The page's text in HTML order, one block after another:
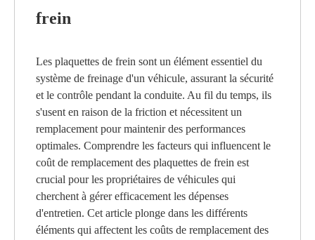
frein
Les plaquettes de frein sont un élément essentiel du
système de freinage d'un véhicule, assurant la sécurité
et le contrôle pendant la conduite. Au fil du temps, ils
s'usent en raison de la friction et nécessitent un
remplacement pour maintenir des performances
optimales. Comprendre les facteurs qui influencent le
coût de remplacement des plaquettes de frein est
crucial pour les propriétaires de véhicules qui
cherchent à gérer efficacement les dépenses
d'entretien. Cet article plonge dans les différents
éléments qui affectent les coûts de remplacement des